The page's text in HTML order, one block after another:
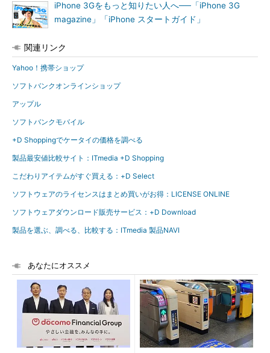
iPhone 3Gをもっと知りたい人へ──「iPhone 3G
magazine」「iPhone スタートガイド」
関連リンク
Yahoo！携帯ショップ
ソフトバンクオンラインショップ
アップル
ソフトバンクモバイル
+D Shoppingでケータイの価格を調べる
製品最安値比較サイト：ITmedia +D Shopping
こだわりアイテムがすぐ買える：+D Select
ソフトウェアのライセンスはまとめ買いがお得：LICENSE ONLINE
ソフトウェアダウンロード販売サービス：+D Download
製品を選ぶ、調べる、比較する：ITmedia 製品NAVI
あなたにオススメ